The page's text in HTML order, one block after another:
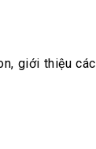
giới thiệu các